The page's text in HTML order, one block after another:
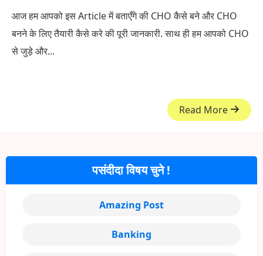
आज हम आपको इस Article में बताएँगे की CHO कैसे बने और CHO
बनने के लिए तैयारी कैसे करे की पूरी जानकारी. साथ ही हम आपको CHO
से जुड़े और...
Read More
पसंदीदा विषय चुने !
Amazing Post
Banking